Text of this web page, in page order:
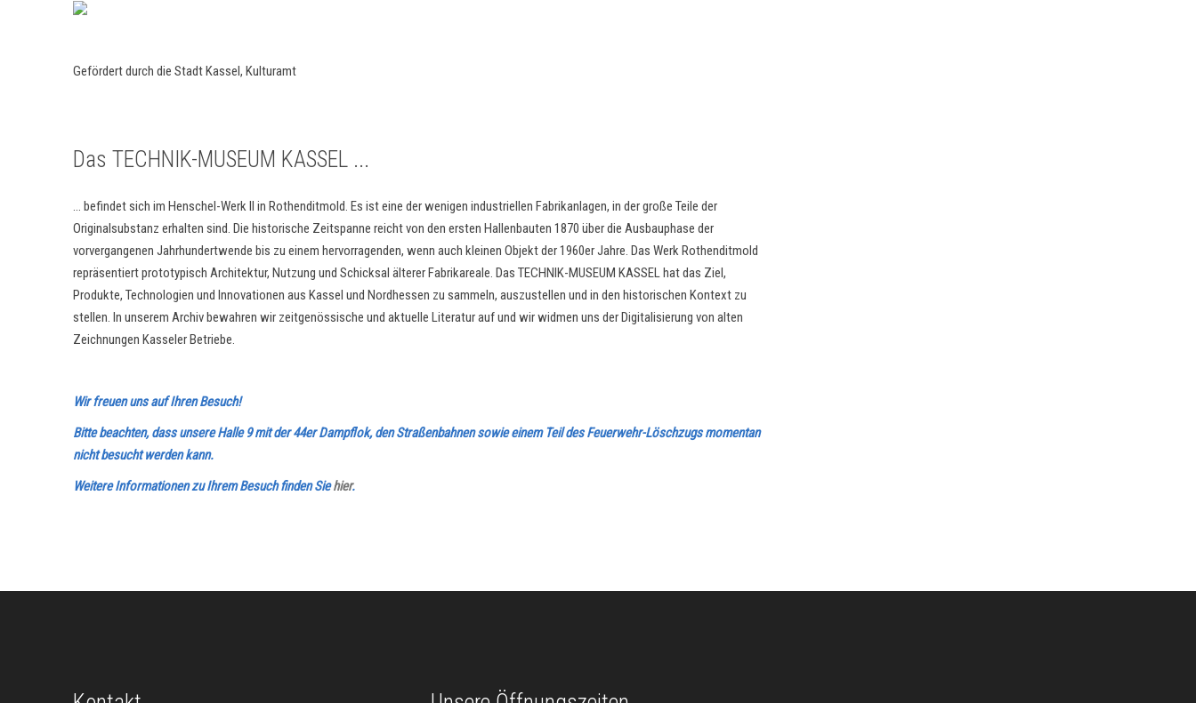
Gefördert durch die Stadt Kassel, Kulturamt
Das TECHNIK-MUSEUM KASSEL ...
... befindet sich im Henschel-Werk II in Rothenditmold. Es ist eine der wenigen industriellen Fabrikanlagen, in der große Teile der
Originalsubstanz erhalten sind. Die historische Zeitspanne reicht von den ersten Hallenbauten 1870 über die Ausbauphase der
vorvergangenen Jahrhundertwende bis zu einem hervorragenden, wenn auch kleinen Objekt der 1960er Jahre. Das Werk Rothenditmold
repräsentiert prototypisch Architektur, Nutzung und Schicksal älterer Fabrikareale. Das TECHNIK-MUSEUM KASSEL hat das Ziel,
Produkte, Technologien und Innovationen aus Kassel und Nordhessen zu sammeln, auszustellen und in den historischen Kontext zu
stellen. In unserem Archiv bewahren wir zeitgenössische und aktuelle Literatur auf und wir widmen uns der Digitalisierung von alten
Zeichnungen Kasseler Betriebe.
Wir freuen uns auf Ihren Besuch!
Bitte beachten, dass unsere Halle 9 mit der 44er Dampflok, den Straßenbahnen sowie einem Teil des Feuerwehr-Löschzugs momentan
nicht besucht werden kann.
Weitere Informationen zu Ihrem Besuch finden Siehier.